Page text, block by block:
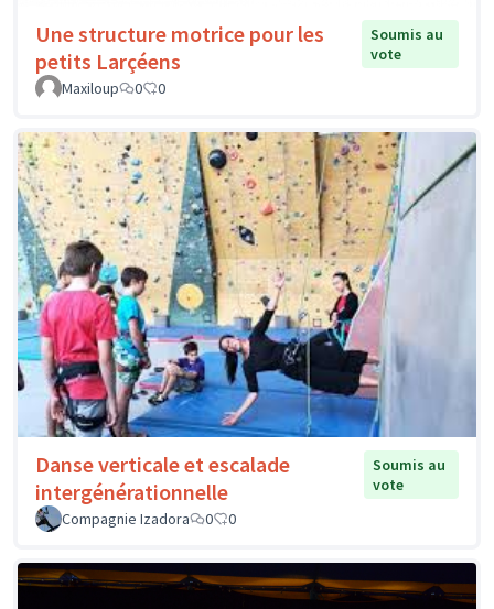
Une structure motrice pour les
petits Larçéens
Soumis au
vote
Maxiloup
0 0
Danse verticale et escalade
intergénérationnelle
Soumis au
vote
Compagnie Izadora
0 0